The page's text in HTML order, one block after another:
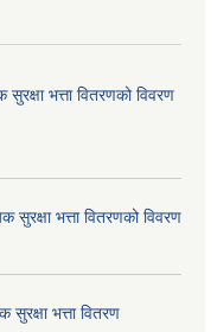
भत्ता वितरणको विवरण
भत्ता वितरणको विवरण
भत्ता वितरण